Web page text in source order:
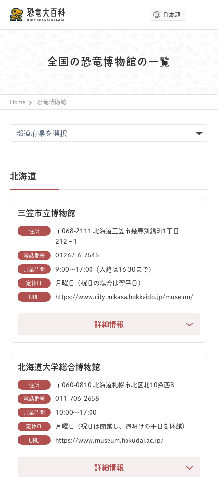
恐竜大百科
Dino Encyclopedia
日本語
全国の恐竜博物館の一覧
Home 恐竜博物館
北海道
三笠市立博物館
住所
〒068-2111 北海道三笠市幾春別錦町1丁目
212−1
電話番号 01267-6-7545
営業時間 9:00～17:00（入館は16:30まで）
定休日 月曜日（祝日の場合は翌平日）
URL https://www.city.mikasa.hokkaido.jp/museum/
詳細情報
国の天然記念物である エゾミカサリュウ をはじめ、多
種多様な化石が展示の中心。特に、三笠市で発掘された
アンモナイトのコレクションは必見です。
もちろん、恐竜ファンも大満足の迫力ある展示が揃って
います。巨大なアロサウルスや、海の王者モササウルス
の全身骨格は、見る人を圧倒します。
恐竜や化石だけでなく、三笠の炭鉱や自然、歴史までを
物好きなど、幅広い層におすすめです。
北海道大学総合博物館
住所 〒060-0810 北海道札幌市北区北10条西8
電話番号 011-706-2658
営業時間 10:00〜17:00
定休日 月曜日（祝日は開館し、週明けの平日を休館）
URL https://www.museum.hokudai.ac.jp/
詳細情報